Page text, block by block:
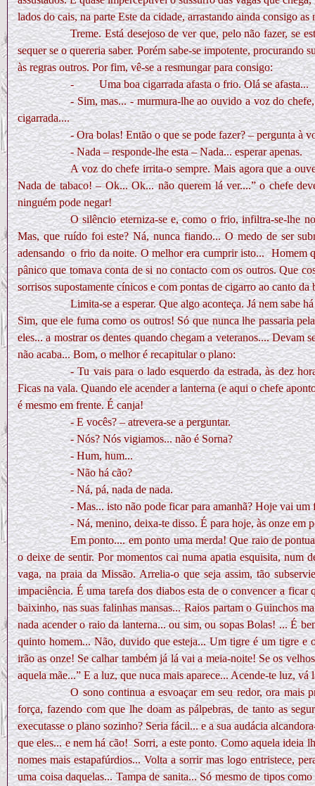
lados do cais, na parte Este da cidade, arrastando ainda consigo
Treme. Está desejoso de ver que, pelo não fazer, se
sequer se o quereria saber. Porém sabe-se impotente, procurando
às regras outros. Por fim, vê-se a resmungar para consigo:
-
Uma boa cigarrada afasta o frio. Olá se afasta...
- Sim, mas... - murmura-lhe ao ouvido a voz do
cigarrada....
- Ora bolas! Então o que se pode fazer? – pergunta à
- Nada – responde-lhe esta – Nada... esperar apenas.
A voz do chefe irrita-o sempre. Mais agora que a
Nada de tabaco! – Ok... Ok... não querem lá ver....” o chefe
ninguém pode negar!
O silêncio eterniza-se e, como o frio, infiltra-se-lhe
Mas, que ruído foi este? Ná, nunca fiando... O medo de ser
adensando o frio da noite. O melhor era cumprir isto... Homem
pânico que tomava conta de si no contacto com os outros. Que
sorrisos supostamente cínicos e com pontas de cigarro ao canto
Limita-se a esperar. Que algo aconteça. Já nem sabe
Sim, que ele fuma como os outros! Só que nunca lhe passaria
eles... a mostrar os dentes quando chegam a veteranos.... Devam
não acaba... Bom, o melhor é recapitular o plano:
- Tu vais para o lado esquerdo da estrada, às dez
Ficas na vala. Quando ele acender a lanterna (e aqui o chefe
é mesmo em frente. É canja!
- E vocês? – atrevera-se a perguntar.
- Nós? Nós vigiamos... não é Sorna?
- Hum, hum...
- Não há cão?
- Ná, pá, nada de nada.
- Mas... isto não pode ficar para amanhã? Hoje vai
- Ná, menino, deixa-te disso. É para hoje, às onze em
Em ponto.... em ponto uma merda! Que raio de
o deixe de sentir. Por momentos cai numa apatia esquisita, num
vaga, na praia da Missão. Arrelia-o que seja assim, tão
impaciência. É uma tarefa dos diabos esta de o convencer a
baixinho, nas suas falinhas mansas... Raios partam o Guinchos
nada acender o raio da lanterna... ou sim, ou sopas Bolas! ... É
quinto homem... Não, duvido que esteja... Um tigre é um tigre e
irão as onze! Se calhar também já lá vai a meia-noite! Se os
aquela mãe...” E a luz, que nuca mais aparece... Acende-te luz,
O sono continua a esvoaçar em seu redor, ora mais
força, fazendo com que lhe doam as pálpebras, de tanto as
executasse o plano sozinho? Seria fácil... e a sua audácia
que eles... e nem há cão! Sorri, a este ponto. Como aquela ideia
nomes mais estapafúrdios... Volta a sorrir mas logo entristece,
uma coisa daquelas...Tampa de sanita...Só mesmo de tipos